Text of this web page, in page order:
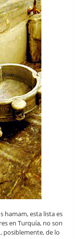
hamam, esta lista es
en Turquía, no son
posiblemente, de lo